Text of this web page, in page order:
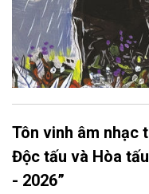
Tôn vinh âm nhạc
Độc tấu và Hòa
- 2026”